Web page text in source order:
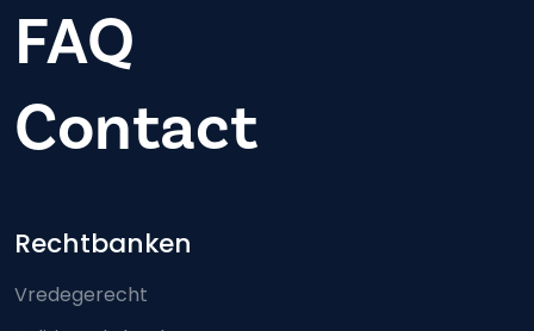
FAQ
Contact
Footer-menu
Rechtbanken
Vredegerecht